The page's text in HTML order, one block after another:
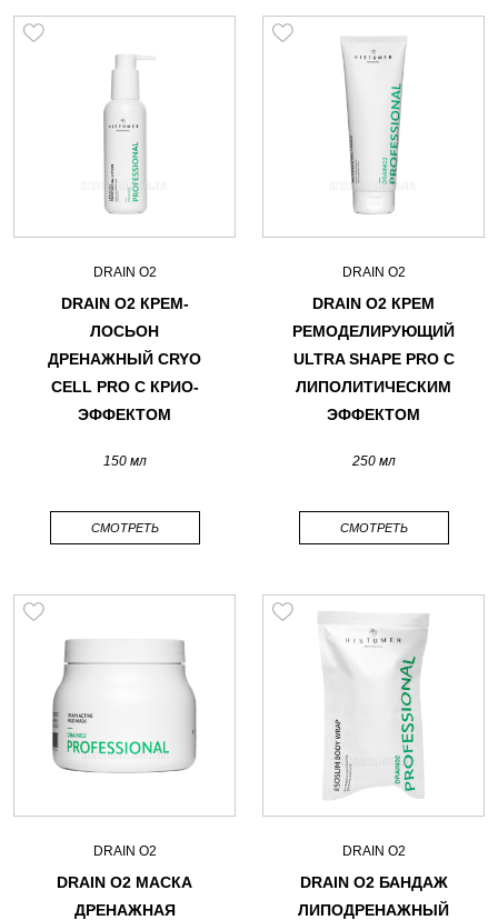
DRAIN O2
DRAIN O2 КРЕМ-
ЛОСЬОН
ДРЕНАЖНЫЙ CRYO
CELL PRO С КРИО-
ЭФФЕКТОМ
150 мл
СМОТРЕТЬ
DRAIN O2
DRAIN O2 КРЕМ
РЕМОДЕЛИРУЮЩИЙ
ULTRA SHAPE PRO С
ЛИПОЛИТИЧЕСКИМ
ЭФФЕКТОМ
250 мл
СМОТРЕТЬ
DRAIN O2
DRAIN O2 МАСКА
ДРЕНАЖНАЯ
DRAIN O2
DRAIN O2 БАНДАЖ
ЛИПОДРЕНАЖНЫЙ